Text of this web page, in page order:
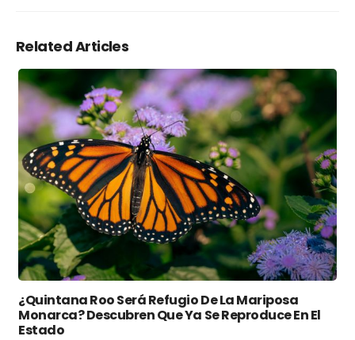
Related Articles
¿Quintana Roo Será Refugio De La Mariposa
Monarca? Descubren Que Ya Se Reproduce En El
Estado